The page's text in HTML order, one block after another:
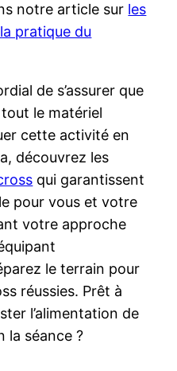
notre article sur les
pratique du
de s’assurer que
le matériel
cette activité en
découvrez les
qui garantissent
pour vous et votre
votre approche
le terrain pour
réussies. Prêt à
l’alimentation de
la séance ?